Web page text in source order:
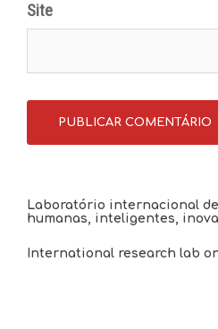
Site
Laboratório internacional
humanas, inteligentes,
International research lab